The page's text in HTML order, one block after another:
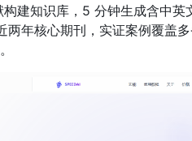
建知识库，5 分钟生成含中
两年核心期刊，实证案例覆盖